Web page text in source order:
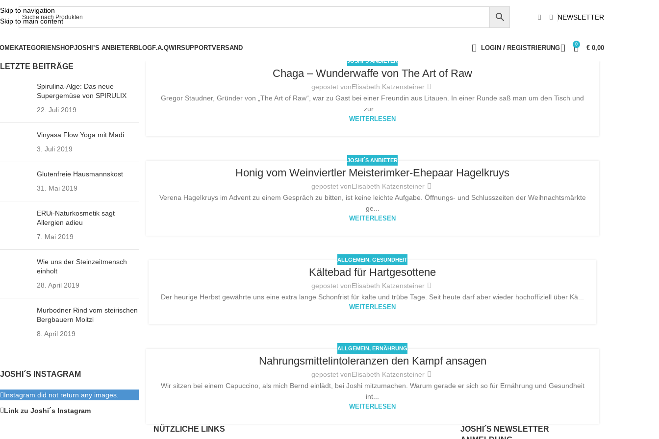
Skip to navigation
Skip to main content
NEWSLETTER
KATEGORIENSHOPJOSHI’S ANBIETERBLOGF.A.QWIRSUPPORTVERSAND LOGIN / REGISTRIERUNG
0
€ 0,00
LETZTE BEITRÄGE
Spirulina-Alge: Das neue
Supergemüse von SPIRULIX
22. Juli 2019
Vinyasa Flow Yoga mit Madi
3. Juli 2019
Glutenfreie Hausmannskost
31. Mai 2019
ERUi-Naturkosmetik sagt
Allergien adieu
7. Mai 2019
Wie uns der Steinzeitmensch
einholt
28. April 2019
Murbodner Rind vom steirischen
Bergbauern Moitzi
8. April 2019
JOSHI´S INSTAGRAM
Instagram did not return any images.
Link zu Joshi´s Instagram
JOSHI´S ANBIETER
Chaga – Wunderwaffe von The Art of Raw
gepostet vonElisabeth Katzensteiner
Gregor Staudner, Gründer von „The Art of Raw“, war zu Gast bei einer Freundin aus Litauen. In einer Runde saß man um den Tisch und
zur ...
WEITERLESEN
JOSHI´S ANBIETER
Honig vom Weinviertler Meisterimker-Ehepaar Hagelkruys
gepostet vonElisabeth Katzensteiner
Verena Hagelkruys im Advent zu einem Gespräch zu bitten, ist keine leichte Aufgabe. Öffnungs- und Schlusszeiten der Weihnachtsmärkte
ge...
WEITERLESEN
19
ALLGEMEIN,GESUNDHEIT
Kältebad für Hartgesottene
gepostet vonElisabeth Katzensteiner
Der heurige Herbst gewährte uns eine extra lange Schonfrist für kalte und trübe Tage. Seit heute darf aber wieder hochoffiziell über Kä...
WEITERLESEN
ALLGEMEIN,ERNÄHRUNG
Nahrungsmittelintoleranzen den Kampf ansagen
gepostet vonElisabeth Katzensteiner
Wir sitzen bei einem Capuccino, als mich Bernd einlädt, bei Joshi mitzumachen. Warum gerade er sich so für Ernährung und Gesundheit
int...
WEITERLESEN
NÜTZLICHE LINKS
JOSHI´S NEWSLETTER